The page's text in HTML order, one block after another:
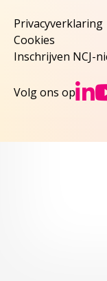
Privacyverklaring
Cookies
Inschrijven NCJ-
Volg ons op